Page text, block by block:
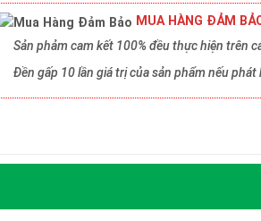
MUA HÀNG ĐẢM
Sản phảm cam kết 100% đều thực hiện trên
Đền gấp 10 lần giá trị của sản phẩm nếu